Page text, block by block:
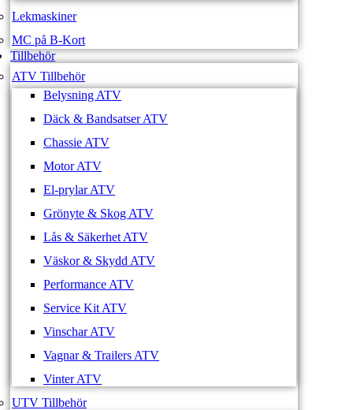
Lekmaskiner
MC på B-Kort
Tillbehör
ATV Tillbehör
Belysning ATV
Däck & Bandsatser ATV
Chassie ATV
Motor ATV
El-prylar ATV
Grönyte & Skog ATV
Lås & Säkerhet ATV
Väskor & Skydd ATV
Performance ATV
Service Kit ATV
Vinschar ATV
Vagnar & Trailers ATV
Vinter ATV
UTV Tillbehör